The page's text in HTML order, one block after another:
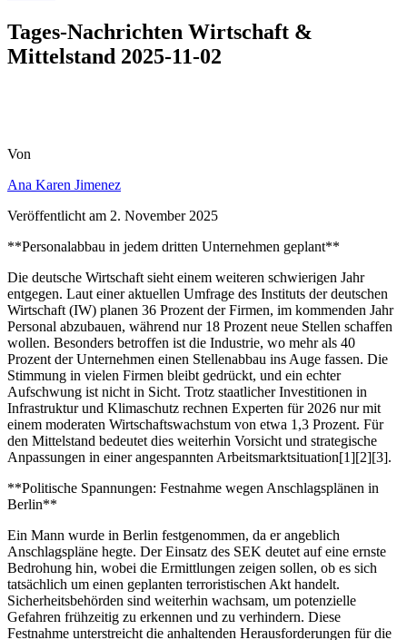
Tages-Nachrichten Wirtschaft &
Mittelstand 2025-11-02
Von
Ana Karen Jimenez
Veröffentlicht am 2. November 2025
**Personalabbau in jedem dritten Unternehmen geplant**
Die deutsche Wirtschaft sieht einem weiteren schwierigen Jahr
entgegen. Laut einer aktuellen Umfrage des Instituts der deutschen
Wirtschaft (IW) planen 36 Prozent der Firmen, im kommenden Jahr
Personal abzubauen, während nur 18 Prozent neue Stellen schaffen
wollen. Besonders betroffen ist die Industrie, wo mehr als 40
Prozent der Unternehmen einen Stellenabbau ins Auge fassen. Die
Stimmung in vielen Firmen bleibt gedrückt, und ein echter
Aufschwung ist nicht in Sicht. Trotz staatlicher Investitionen in
Infrastruktur und Klimaschutz rechnen Experten für 2026 nur mit
einem moderaten Wirtschaftswachstum von etwa 1,3 Prozent. Für
den Mittelstand bedeutet dies weiterhin Vorsicht und strategische
Anpassungen in einer angespannten Arbeitsmarktsituation[1][2][3].
**Politische Spannungen: Festnahme wegen Anschlagsplänen in
Berlin**
Ein Mann wurde in Berlin festgenommen, da er angeblich
Anschlagspläne hegte. Der Einsatz des SEK deutet auf eine ernste
Bedrohung hin, wobei die Ermittlungen zeigen sollen, ob es sich
tatsächlich um einen geplanten terroristischen Akt handelt.
Sicherheitsbehörden sind weiterhin wachsam, um potenzielle
Gefahren frühzeitig zu erkennen und zu verhindern. Diese
Festnahme unterstreicht die anhaltenden Herausforderungen für die